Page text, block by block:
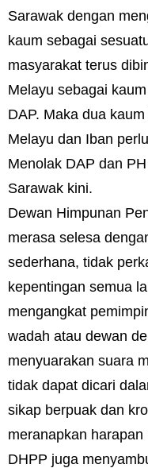
Sarawak dengan
kaum sebagai
masyarakat terus
Melayu sebagai
DAP. Maka dua
Melayu dan Iban
Menolak DAP dan
Sarawak kini.
Dewan Himpunan
merasa selesa
sederhana, tidak
kepentingan semua
mengangkat
wadah atau dewan
menyuarakan suara
tidak dapat dicari
sikap berpuak dan
meranapkan
DHPP juga